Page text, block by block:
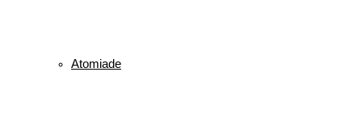
Atomiade